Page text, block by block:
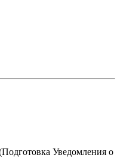
Уведомления о